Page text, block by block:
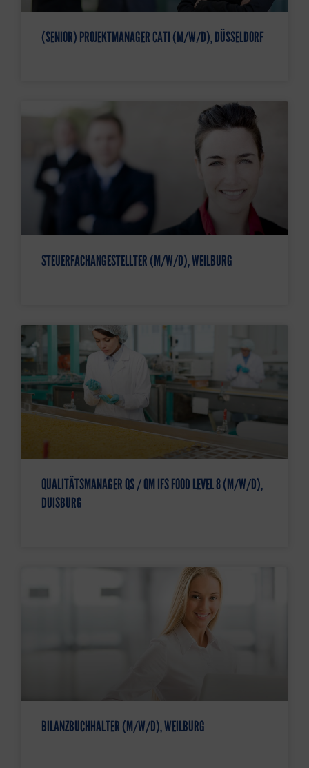
(SENIOR) PROJEKTMANAGER CATI (M/W/D), DÜSSELDORF
STEUERFACHANGESTELLTER (M/W/D), WEILBURG
QUALITÄTSMANAGER QS / QM IFS FOOD LEVEL 8 (M/W/D),
DUISBURG
BILANZBUCHHALTER (M/W/D), WEILBURG